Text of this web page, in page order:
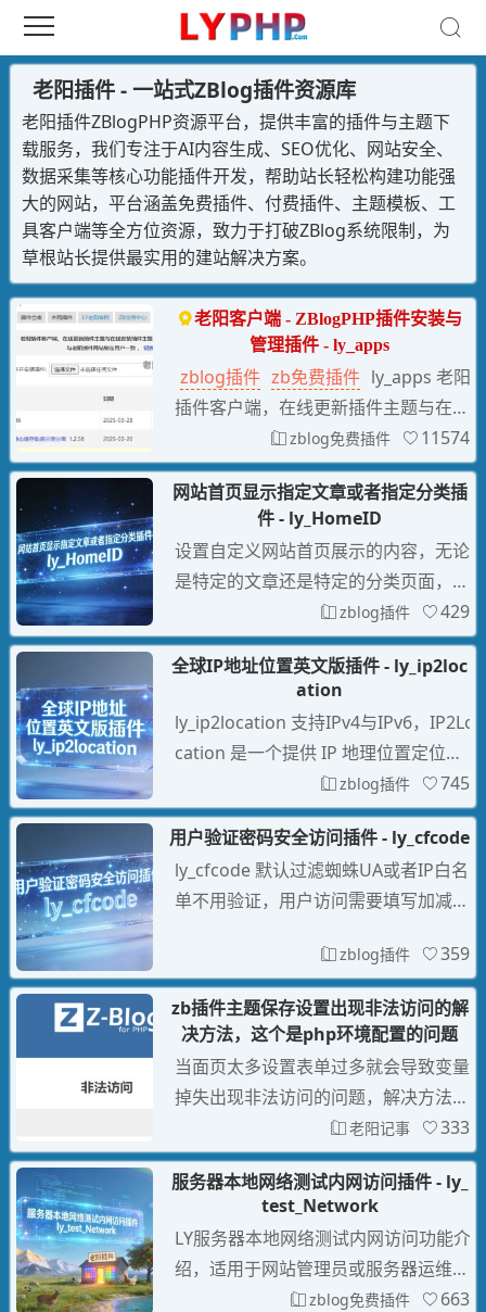
老阳插件 - 一站式ZBlog插件资源库
老阳插件ZBlogPHP资源平台，提供丰富的插件与主题下
载服务，我们专注于AI内容生成、SEO优化、网站安全、
数据采集等核心功能插件开发，帮助站长轻松构建功能强
大的网站，平台涵盖免费插件、付费插件、主题模板、工
具客户端等全方位资源，致力于打破ZBlog系统限制，为
草根站长提供最实用的建站解决方案。
老阳客户端 - ZBlogPHP插件安装与
管理插件 - ly_apps
zblog插件 zb免费插件 ly_apps 老阳
插件客户端，在线更新插件主题与在线
安装插件主题，老阳客户端是老阳插件
官方推出的Z-BlogPHP管理工具，支持
在线更新、一键安装插件/主题，集中
管理已购和免费插件，是提升Z-Blog建
站效率的必备助手。
zblog免费插件 11574
网站首页显示指定文章或者指定分类插
件 - ly_HomeID
设置自定义网站首页展示的内容，无论
是特定的文章还是特定的分类页面，都
可以通过简单的配置实现，首页显示为
指定ID的文章页或者显示指定ID分类
页，可灵活指定文章或分类显示在网站
首页。灵活性与自定义：通过LY_Hom
eID插件，管理员可以轻松地自定义网
站首页的内容展示，无需修改网站代码
或进行复杂的设置。提
zblog插件 429
全球IP地址位置英文版插件 - ly_ip2loc
ation
ly_ip2location 支持IPv4与IPv6，IP2Lo
cation 是一个提供 IP 地理位置定位服
务的解决方案，能够通过 IP 地址确定
用户或设备的地理IP位置信息，IP2Loc
ation LITE 数据库每月更新，支持API
接口实时查询不需要IP数据库。
zblog插件 745
用户验证密码安全访问插件 - ly_cfcode
ly_cfcode 默认过滤蜘蛛UA或者IP白名
单不用验证，用户访问需要填写加减验
设置安全访问的有效时间，拦截验证页
可以放广告代码。
zblog插件 359
zb插件主题保存设置出现非法访问的解
决方法，这个是php环境配置的问题
当面页太多设置表单过多就会导致变量
掉失出现非法访问的问题，解决方法是
去修改php的max_input_vars传入变量
的最大限制值在服务器找到网站相应ph
p的版本设置，在【配置文件】，在大
约397行左右找到：;max_input_vars =
1000 删除注释符号 ; 如果默认1000也
还是出现非
老阳记事 333
服务器本地网络测试内网访问插件 - ly_
test_Network
LY服务器本地网络测试内网访问功能介
绍，适用于网站管理员或服务器运维人
员快速排查内网访问问题：核心功能一
zblog免费插件 663